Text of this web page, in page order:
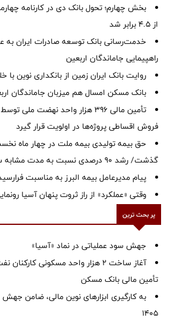
بخش چهارم؛ تحول بانک دی در کارنامه
از ۴.۵ برابر شد
خدمت‌رسانی بانک توسعه صادرات ایران
راهپیمایی جاماندگان اربعین
روایت بانک ایران زمین از بانکداری نوین
بانک مسکن امسال هم میزبان جاماندگان
تأمین مالی ۳۹۶ هزار واحد نهضت
فروش اقساطی پروژه‌ها در اولویت قرار گیرد
گذشت/ رشد 90 درصدی نسبت به مدت مشابه سال گذشته
پیام مدیرعامل بیمه البرز به مناسبت
وقتی «عملکرد» از راز ثروت پنهان آسیا
پر بحث ترین
جهش سود عملیاتی در نماد «آسیا»
آغاز ساخت ۲ هزار واحد مسکونی
تأمین مالی بانک مسکن
به کارگیری ابزارهای نوین مالی، ضامن
1405